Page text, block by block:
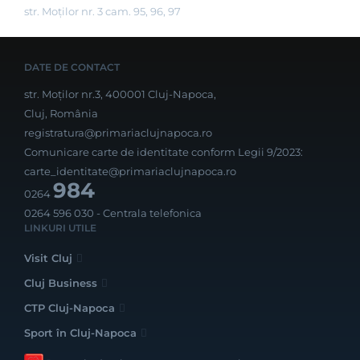
str. Moților nr. 3 cam. 95, 96, 97
DATE DE CONTACT
str. Moților nr.3, 400001 Cluj-Napoca,
Cluj, România
registratura@primariaclujnapoca.ro
Comunicare carte de identitate conform Legii 9/2023:
carte_identitate@primariaclujnapoca.ro
0264984
0264 596 030 - Centrala telefonica
LINKURI UTILE
Visit Cluj
Cluj Business
CTP Cluj-Napoca
Sport în Cluj-Napoca